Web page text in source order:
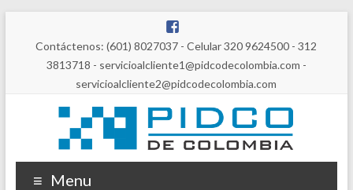
Contáctenos: (601) 8027037 - Celular 320 9624500 - 312
3813718 - servicioalcliente1@pidcodecolombia.com -
servicioalcliente2@pidcodecolombia.com
Menu